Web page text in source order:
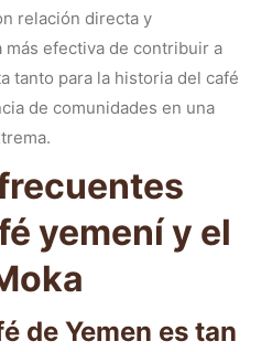
relación directa y
efectiva de contribuir a
tanto para la historia del café
de comunidades en una
yemení y el
de Yemen es tan